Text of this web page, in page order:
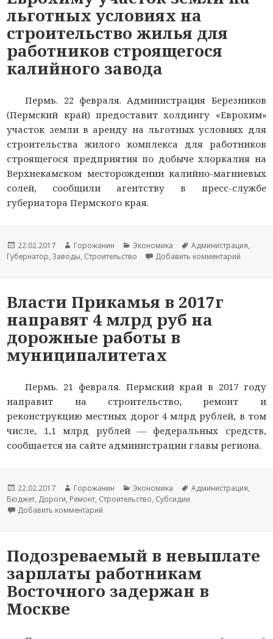
льготных условиях на
строительство жилья для
работников строящегося
калийного завода
Пермь. 22 февраля. Администрация Березников
(Пермский край) предоставит холдингу «Еврохим»
участок земли в аренду на льготных условиях для
строительства жилого комплекса для работников
строящегося предприятия по добыче хлоркалия на
Верхнекамском месторождении калийно-магниевых
солей, сообщили агентству в пресс-службе
губернатора Пермского края.
Новость
опубликована
22.02.2017
Автор
новости
Горожанин
Раздел
новостей
Экономика
Тема
новости
Администрация,
Губернатор,Заводы, Строительство Добавить комментарий
Власти Прикамья в 2017г
направят 4 млрд руб на
дорожные работы в
муниципалитетах
Пермь. 21 февраля. Пермский край в 2017 году
направит на строительство, ремонт и
реконструкцию местных дорог 4 млрд рублей, в том
числе, 1,1 млрд рублей — федеральных средств,
сообщается на сайте администрации главы региона.
Новость
опубликована
22.02.2017
Автор
новости
Горожанин
Раздел
новостей
Экономика
Тема
Администрация,
Бюджет, Дороги, Ремонт, Строительство, Субсидии
Добавить комментарий
Подозреваемый в невыплате
зарплаты работникам
Восточного задержан в
Москве